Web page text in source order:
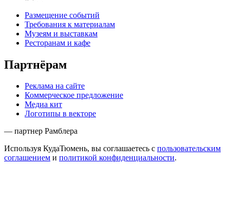
Размещение событий
Требования к материалам
Музеям и выставкам
Ресторанам и кафе
Партнёрам
Реклама на сайте
Коммерческое предложение
Медиа кит
Логотипы в векторе
— партнер Рамблера
Используя КудаТюмень, вы соглашаетесь с пользовательским
соглашением и политикой конфиденциальности.